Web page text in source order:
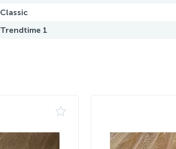
Classic
Trendtime 1